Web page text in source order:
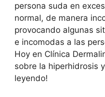
persona suda en
normal, de manera
provocando algunas
e incomodas a las
Hoy en Clínica
sobre la hiperhidrosis
leyendo!